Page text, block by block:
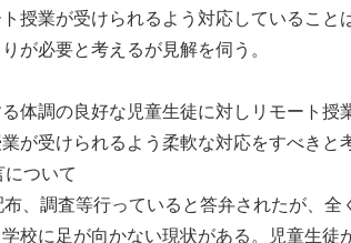
授業が受けられるよう対応していること
が必要と考えるが見解を伺う。
体調の良好な児童生徒に対しリモート授
が受けられるよう柔軟な対応をすべきと
ついて
、調査等行っていると答弁されたが、全
校に足が向かない現状がある。児童生徒